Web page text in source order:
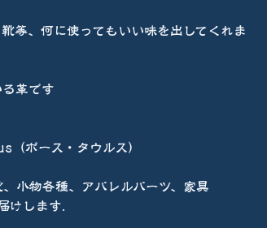
等、何に使ってもいい味を出してくれま
革です
ース・タウルス）
小物各種、アパレルパーツ、家具
けします.